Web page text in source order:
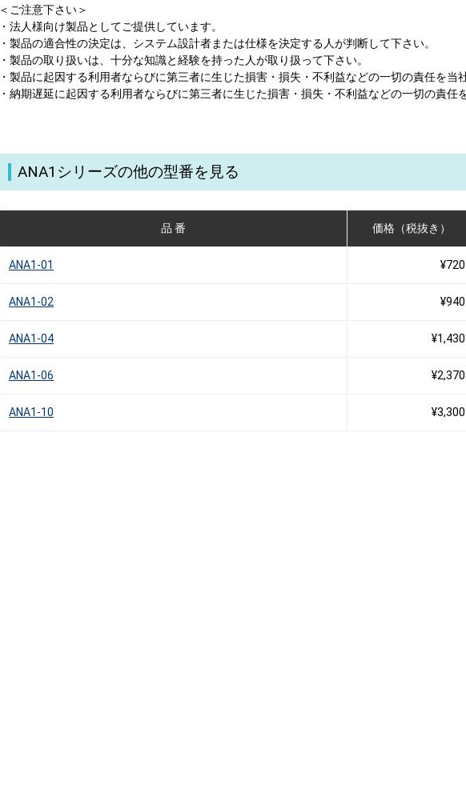
＜ご注意下さい＞
・法人様向け製品としてご提供しています。
・製品の適合性の決定は、システム設計者または仕様を決定する人が判断して下さい。
・製品の取り扱いは、十分な知識と経験を持った人が取り扱って下さい。
・製品に起因する利用者ならびに第三者に生じた損害・損失・不利益などの一切の責任を当
・納期遅延に起因する利用者ならびに第三者に生じた損害・損失・不利益などの一切の責任
ANA1シリーズの他の型番を見る
品 番 価格（税抜き）
ANA1-01 ¥720
ANA1-02 ¥940
ANA1-04 ¥1,430
ANA1-06 ¥2,370
ANA1-10 ¥3,300